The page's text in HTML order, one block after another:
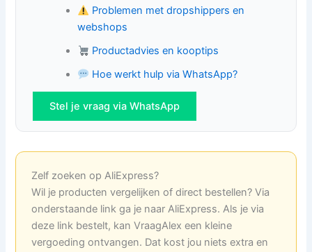
Problemen met dropshippers en
webshops
Productadvies en kooptips
Hoe werkt hulp via WhatsApp?
Stel je vraag via WhatsApp
Zelf zoeken op AliExpress?
Wil je producten vergelijken of direct bestellen? Via
onderstaande link ga je naar AliExpress. Als je via
deze link bestelt, kan VraagAlex een kleine
vergoeding ontvangen. Dat kost jou niets extra en